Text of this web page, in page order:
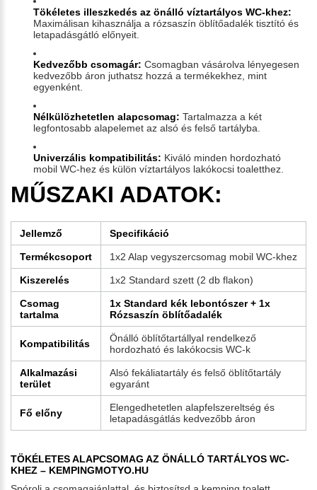
Tökéletes illeszkedés az önálló víztartályos WC-khez:
Maximálisan kihasználja a rózsaszín öblítőadalék tisztító és
letapadásgátló előnyeit.
Kedvezőbb csomagár: Csomagban vásárolva lényegesen
kedvezőbb áron juthatsz hozzá a termékekhez, mint
egyenként.
Nélkülözhetetlen alapcsomag: Tartalmazza a két
legfontosabb alapelemet az alsó és felső tartályba.
Univerzális kompatibilitás: Kiváló minden hordozható
mobil WC-hez és külön víztartályos lakókocsi toaletthez.
MŰSZAKI ADATOK:
Jellemző Specifikáció
Termékcsoport 1x2 Alap vegyszercsomag mobil WC-khez
Kiszerelés 1x2 Standard szett (2 db flakon)
Csomag
tartalma
1x Standard kék lebontószer + 1x
Rózsaszín öblítőadalék
Kompatibilitás
Önálló öblítőtartállyal rendelkező
hordozható és lakókocsis WC-k
Alkalmazási
terület
Alsó fekáliatartály és felső öblítőtartály
egyaránt
Fő előny
Elengedhetetlen alapfelszereltség és
letapadásgátlás kedvezőbb áron
TÖKÉLETES ALAPCSOMAG AZ ÖNÁLLÓ TARTÁLYOS WC-
KHEZ – KEMPINGMOTYO.HU